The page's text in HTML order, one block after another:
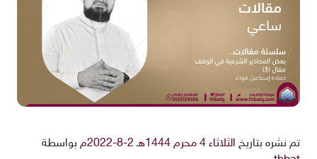
تم نشره بتاريخ الثلاثاء 4 محرم 1444هـ 2-8-2022م
بواسطة